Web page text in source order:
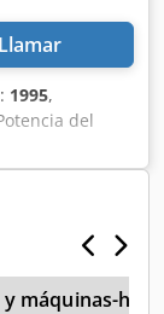
Llamar
1995,
del
de
de aire:
mm
Bitburg -
máquinas-